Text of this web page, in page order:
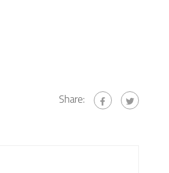
Share: